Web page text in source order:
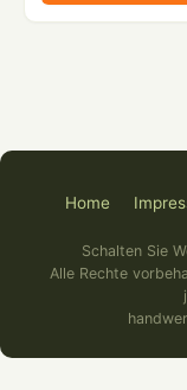
Home
Schalten Sie
Alle Rechte